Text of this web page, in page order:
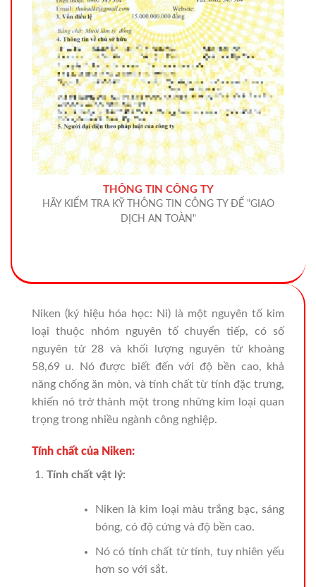
THÔNG TIN CÔNG TY
HÃY KIỂM TRA KỸ THÔNG TIN CÔNG TY ĐỂ "GIAO
DỊCH AN TOÀN"
Niken (ký hiệu hóa học: Ni) là một nguyên tố kim
loại thuộc nhóm nguyên tố chuyển tiếp, có số
nguyên tử 28 và khối lượng nguyên tử khoảng
58,69 u. Nó được biết đến với độ bền cao, khả
năng chống ăn mòn, và tính chất từ tính đặc trưng,
khiến nó trở thành một trong những kim loại quan
trọng trong nhiều ngành công nghiệp.
Tính chất của Niken:
Tính chất vật lý:
Niken là kim loại màu trắng bạc, sáng
bóng, có độ cứng và độ bền cao.
Nó có tính chất từ tính, tuy nhiên yếu
hơn so với sắt.